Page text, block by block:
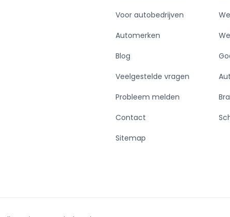
Voor autobedrijven
Automerken
Blog
Veelgestelde vragen
Probleem melden
Contact
Sitemap